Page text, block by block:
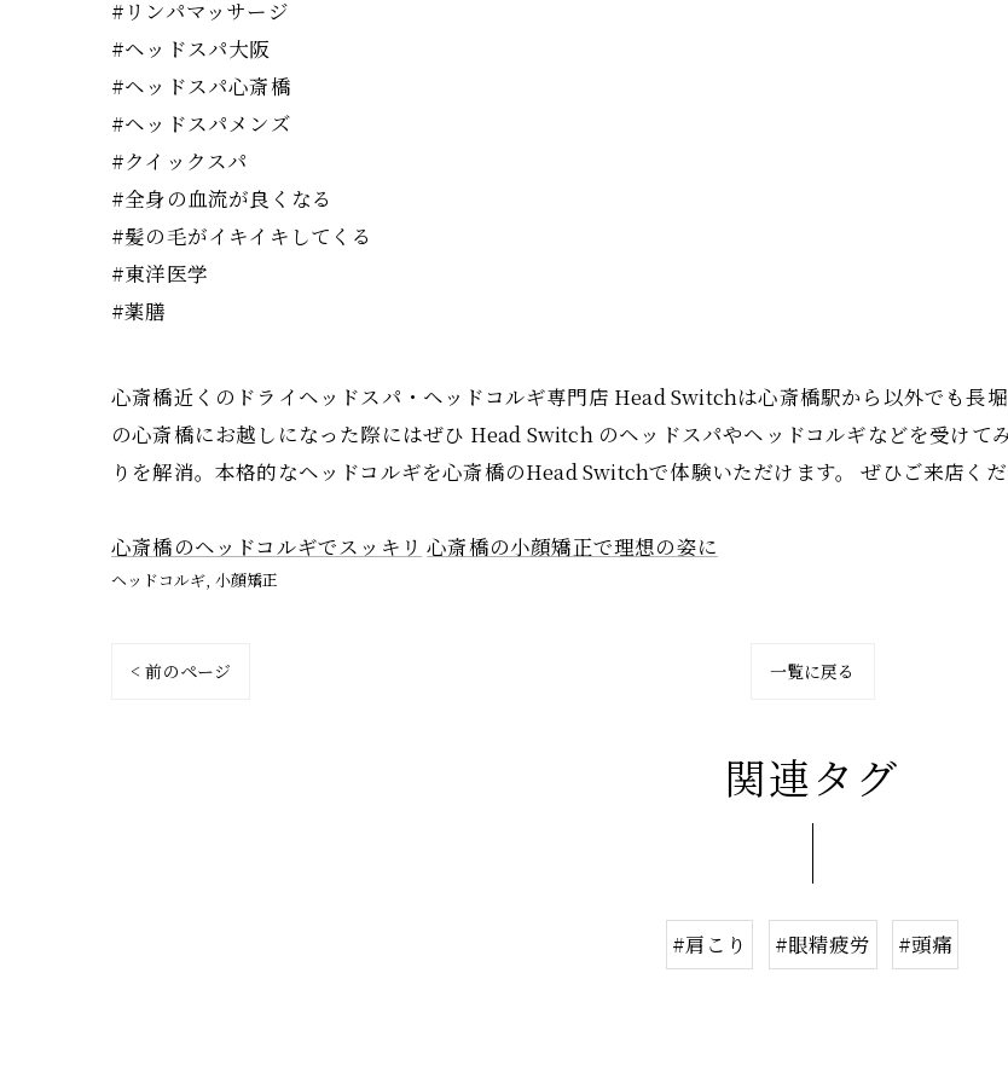
#リンパマッサージ
#ヘッドスパ大阪
#ヘッドスパ心斎橋
#ヘッドスパメンズ
#クイックスパ
#全身の血流が良くなる
#髪の毛がイキイキしてくる
#東洋医学
#薬膳
心斎橋近くのドライヘッドスパ・ヘッドコルギ専門店 Head Switchは心斎橋駅から以外でも長
の心斎橋にお越しになった際にはぜひ Head Switch のヘッドスパやヘッドコルギなどを受けて
りを解消。本格的なヘッドコルギを心斎橋のHead Switchで体験いただけます。 ぜひご来店くだ
心斎橋のヘッドコルギでスッキリ 心斎橋の小顔矯正で理想の姿に
ヘッドコルギ 小顔矯正
< 前のページ 一覧に戻る
関連タグ
#肩こり #眼精疲労 #頭痛